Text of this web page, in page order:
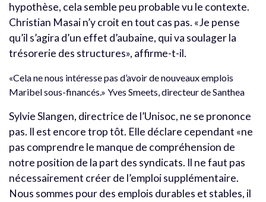
hypothèse, cela semble peu probable vu le contexte.
Christian Masai n’y croit en tout cas pas. «Je pense
qu’il s’agira d’un effet d’aubaine, qui va soulager la
trésorerie des structures», affirme-t-il.
«Cela ne nous intéresse pas d’avoir de nouveaux emplois
Maribel sous-financés.» Yves Smeets, directeur de Santhea
Sylvie Slangen, directrice de l’Unisoc, ne se prononce
pas. Il est encore trop tôt. Elle déclare cependant «ne
pas comprendre le manque de compréhension de
notre position de la part des syndicats. Il ne faut pas
nécessairement créer de l’emploi supplémentaire.
Nous sommes pour des emplois durables et stables, il